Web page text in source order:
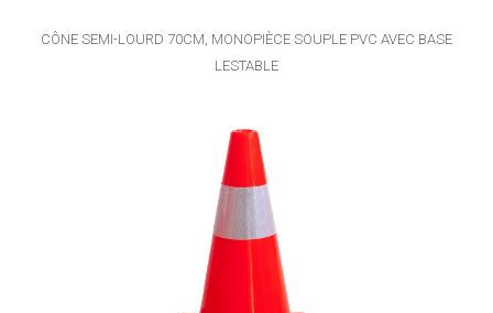
CÔNE SEMI-LOURD 70CM, MONOPIÈCE SOUPLE PVC AVEC BASE
LESTABLE